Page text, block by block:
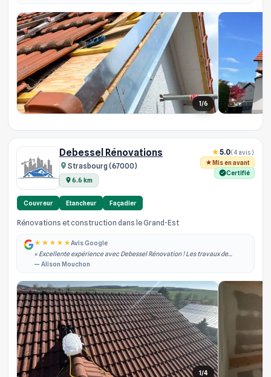
1/6
Debessel Rénovations
Strasbourg (67000)
6.6 km
5.0(4 avis)
Mis en avant
Certifié
Couvreur Etancheur Façadier
Rénovations et construction dans le Grand-Est
Avis Google
« Excellente expérience avec Debessel Rénovation ! Les travaux de
rénovation intérieure ont été réalisés rapidement, dans les délais
— Alison Mouchon
1/4